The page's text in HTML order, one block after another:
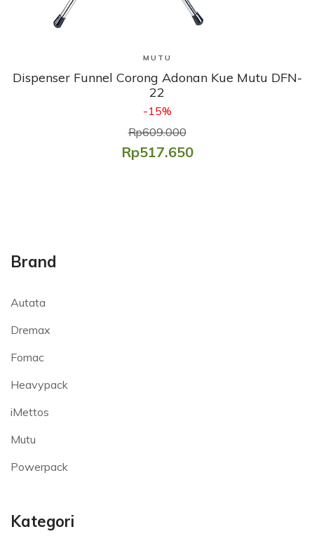
Brand
Autata
Dremax
Fomac
Heavypack
iMettos
Mutu
Powerpack
Kategori
Lihat Produk
MUTU
Dispenser Funnel Corong Adonan Kue Mutu DFN-
22
-15%
Rp609.000
Rp517.650